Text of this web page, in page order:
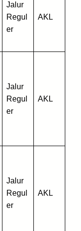
Jalur
Regul
er
AKL
Jalur
Regul
er
AKL
Jalur
Regul
er
AKL